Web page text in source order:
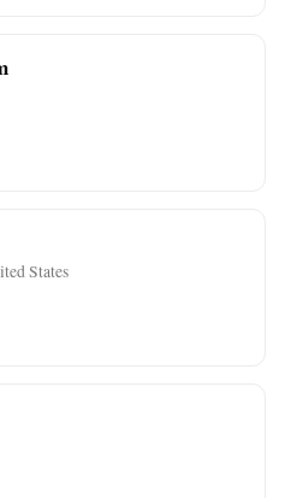
States